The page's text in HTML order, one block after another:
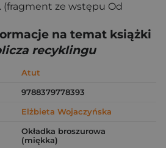
(fragment ze wstępu Od
na temat książki
recyklingu
Atut
9788379778393
Elżbieta Wojaczyńska
Okładka broszurowa
(miękka)